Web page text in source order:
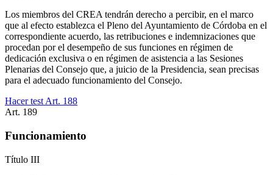
Los miembros del CREA tendrán derecho a percibir, en el marco
que al efecto establezca el Pleno del Ayuntamiento de Córdoba en el
correspondiente acuerdo, las retribuciones e indemnizaciones que
procedan por el desempeño de sus funciones en régimen de
dedicación exclusiva o en régimen de asistencia a las Sesiones
Plenarias del Consejo que, a juicio de la Presidencia, sean precisas
para el adecuado funcionamiento del Consejo.
Hacer test Art. 188
Art. 189
Funcionamiento
Título III